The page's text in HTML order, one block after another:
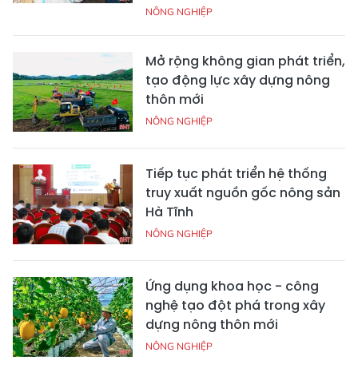
NÔNG NGHIỆP
Mở rộng không gian phát triển,
tạo động lực xây dựng nông
thôn mới
NÔNG NGHIỆP
Tiếp tục phát triển hệ thống
truy xuất nguồn gốc nông sản
Hà Tĩnh
NÔNG NGHIỆP
Ứng dụng khoa học - công
nghệ tạo đột phá trong xây
dựng nông thôn mới
NÔNG NGHIỆP